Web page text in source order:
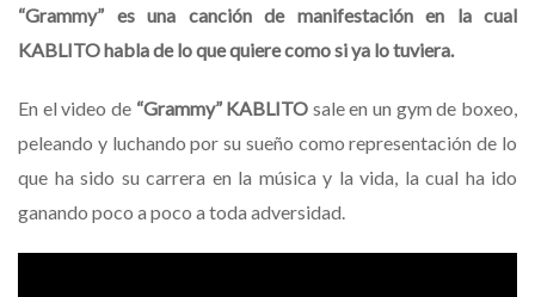
“Grammy” es una canción de manifestación en la cual
KABLITO habla de lo que quiere como si ya lo tuviera.
En el video de “Grammy” KABLITO sale en un gym de boxeo,
peleando y luchando por su sueño como representación de lo
que ha sido su carrera en la música y la vida, la cual ha ido
ganando poco a poco a toda adversidad.